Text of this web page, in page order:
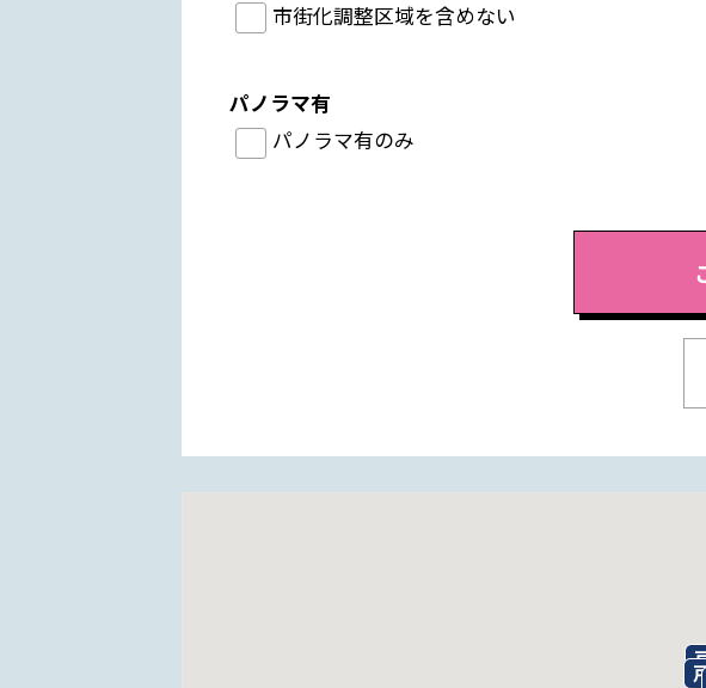
市街化調整区域を含めない
パノラマ有
パノラマ有のみ